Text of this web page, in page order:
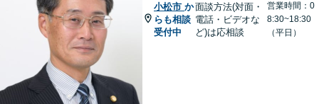
小松市 か
らも相談
受付中
面談方法(対面・
電話・ビデオな
ど)は応相談
営業時間：0
8:30~18:30
（平日）